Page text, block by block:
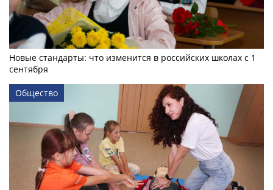
Новые стандарты: что изменится в российских школах с 1
сентября
Общество